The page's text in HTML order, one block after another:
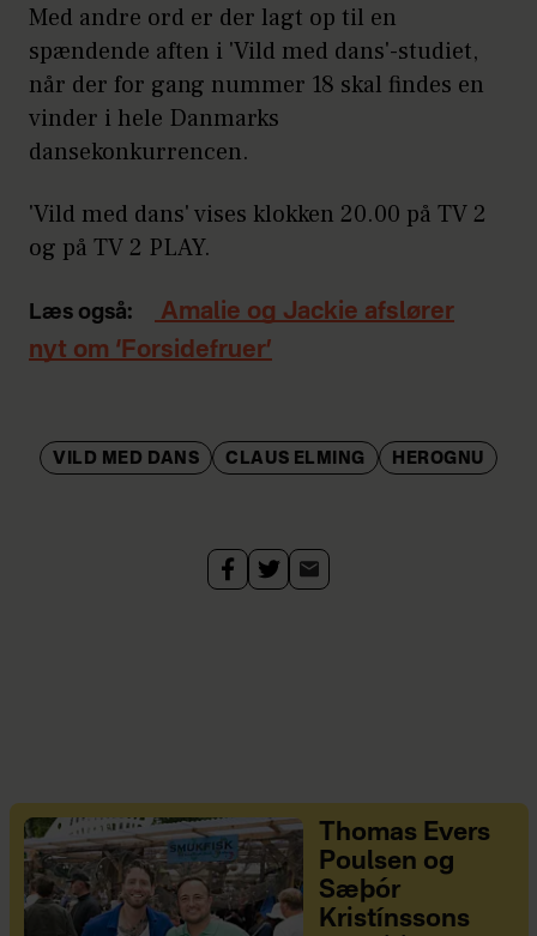
Med andre ord er der lagt op til en
spændende aften i 'Vild med dans'-studiet,
når der for gang nummer 18 skal findes en
vinder i hele Danmarks
dansekonkurrencen.
'Vild med dans' vises klokken 20.00 på TV 2
og på TV 2 PLAY.
Læs også:
Amalie og Jackie afslører
nyt om ‘Forsidefruer’
VILD MED DANS CLAUS ELMING HEROGNU
Thomas Evers
Poulsen og
Sæþór
Kristínssons